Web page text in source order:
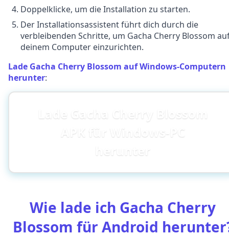
Doppelklicke, um die Installation zu starten.
Der Installationsassistent führt dich durch die
verbleibenden Schritte, um Gacha Cherry Blossom
deinem Computer einzurichten.
Lade Gacha Cherry Blossom auf Windows-Computern
herunter:
Lade Gacha Cherry Blossom
APK für Windows-PC
herunter
Wie lade ich Gacha Cherry
Blossom für Android